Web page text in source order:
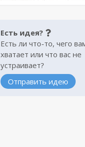
Есть идея?
Есть ли что-то, чего
хватает или что вас не
устраивает?
Отправить идею